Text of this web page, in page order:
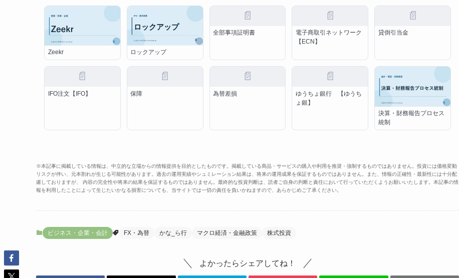
Zeekr ロックアップ
📄
全部事項証明書
📄
電子商取引ネットワーク
【ECN】
📄
貸倒引当金
📄
IFO注文【IFO】
📄
保障
📄
為替差損
📄
ゆうちょ銀行 【ゆうち
ょ銀】
決算・財務報告プロセス
統制
※本記事に掲載している情報は、中立的な立場からの情報提供を目的としたものです。掲載している商品・サービスの購入や利用を推奨・強制するものではありません。投資には価格変動
リスクが伴い、元本割れが生じる可能性があります。過去の運用実績やシュミレーション結果は、将来の運用成果を保証するものではありません。また、情報の正確性・最新性には十分配
慮しておりますが、 内容の完全性や将来の結果を保証するものではありません。最終的な投資判断は、読者ご自身の判断と責任において行っていただくようお願いいたします。本記事の情
報を利用したことによって生じたいかなる損害についても、当サイトでは一切の責任を負いかねますので、あらかじめご了承ください。
ビジネス・企業・会計 FX・為替 かな_ら行 マクロ経済・金融政策 株式投資
よかったらシェアしてね！